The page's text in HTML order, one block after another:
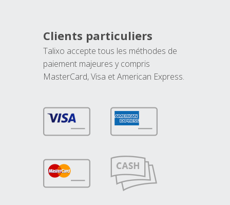
Clients particuliers
Talixo accepte tous les méthodes de
paiement majeures y compris
MasterCard, Visa et American Express.